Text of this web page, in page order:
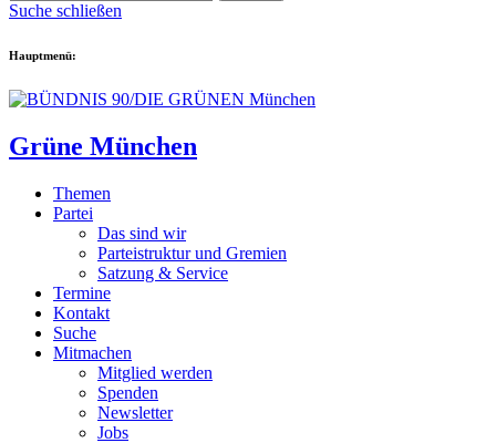
Suche schließen
Hauptmenü:
Grüne München
Themen
Partei
Das sind wir
Parteistruktur und Gremien
Satzung & Service
Termine
Kontakt
Suche
Mitmachen
Mitglied werden
Spenden
Newsletter
Jobs